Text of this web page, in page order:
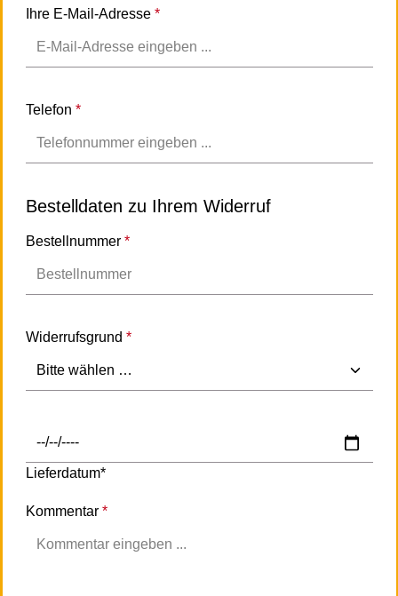
Ihre E-Mail-Adresse *
Telefon *
Bestelldaten zu Ihrem Widerruf
Bestellnummer *
Widerrufsgrund *
Lieferdatum*
Kommentar *